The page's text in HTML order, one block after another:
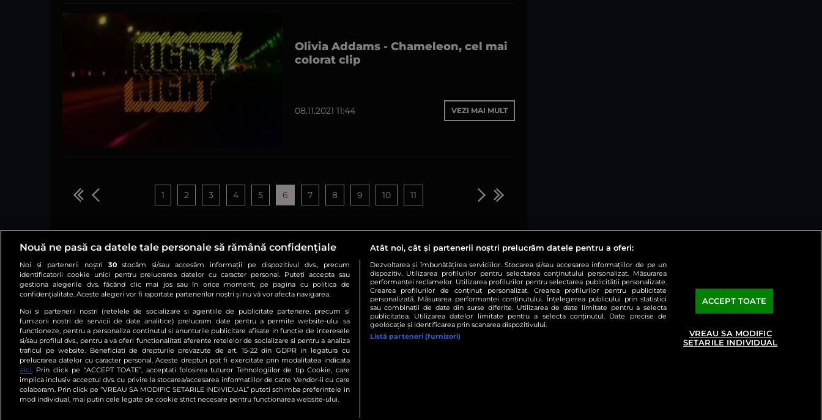
Olivia Addams - Chameleon, cel mai
colorat clip
08.11.2021 11:44 VEZI MAI MULT
1 2 3 4 5 6 7 8 9 10 11
Urmărește-ne și pe:
Copyright © 2026 / DIGI ROMANIA S.A.
Arhiva
Comunicate de presă Termeni și condiții Politica de confidențialitate
Nouă ne pasă ca datele tale personale să rămână confidențiale
Noi și partenerii noștri 30stocăm și/sau accesăm informații pe dispozitivul dvs., precum
identificatorii cookie unici pentru prelucrarea datelor cu caracter personal. Puteți accepta sau
gestiona alegerile dvs. făcând clic mai jos sau în orice moment, pe pagina cu politica de
confidențialitate. Aceste alegeri vor fi raportate partenerilor noștri și nu vă vor afecta navigarea.
Noi si partenerii nostri (retelele de socializare si agentiile de publicitate partenere, precum si
furnizorii nostri de servicii de date analitice) prelucram date pentru a permite website-ului sa
functioneze, pentru a personaliza continutul si anunturile publicitare afisate in functie de interesele
si/sau profilul dvs., pentru a va oferi functionalitati aferente retelelor de socializare si pentru a analiza
traficul pe website. Beneficiati de drepturile prevazute de art. 15-22 din GDPR in legatura cu
prelucrarea datelor cu caracter personal. Aceste drepturi pot fi exercitate prin modalitatea indicata
aici . Prin click pe “ACCEPT TOATE”, acceptati folosirea tuturor Tehnologiilor de tip Cookie, care
implica inclusiv acceptul dvs. cu privire la stocarea/accesarea informatiilor de catre Vendor-ii cu care
colaboram. Prin click pe “VREAU SA MODIFIC SETARILE INDIVIDUAL” puteti schimba preferintele in
mod individual, mai putin cele legate de cookie strict necesare pentru functionarea website-ului.
Atât noi, cât și partenerii noștri prelucrăm datele pentru a oferi:
Dezvoltarea și îmbunătățirea serviciilor. Stocarea și/sau accesarea informațiilor de pe un
dispozitiv. Utilizarea profilurilor pentru selectarea conținutului personalizat. Măsurarea
performanței reclamelor. Utilizarea profilurilor pentru selectarea publicității personalizate.
Crearea profilurilor de conținut personalizat. Crearea profilurilor pentru publicitate
personalizată. Măsurarea performanței conținutului. Înțelegerea publicului prin statistici
sau combinații de date din surse diferite. Utilizarea de date limitate pentru a selecta
publicitatea. Utilizarea datelor limitate pentru a selecta conținutul. Date precise de
geolocație și identificarea prin scanarea dispozitivului.
Listă parteneri (furnizori)
ACCEPT TOATE
VREAU SA MODIFIC
SETARILE INDIVIDUAL